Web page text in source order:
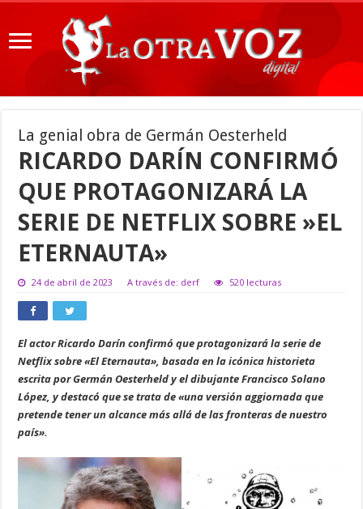
La genial obra de Germán Oesterheld
RICARDO DARÍN CONFIRMÓ
QUE PROTAGONIZARÁ LA
SERIE DE NETFLIX SOBRE »EL
ETERNAUTA»
24 de abril de 2023 A través de: derf 520 lecturas
El actor Ricardo Darín confirmó que protagonizará la serie de
Netflix sobre «El Eternauta», basada en la icónica historieta
escrita por Germán Oesterheld y el dibujante Francisco Solano
López, y destacó que se trata de «una versión aggiornada que
pretende tener un alcance más allá de las fronteras de nuestro
país».